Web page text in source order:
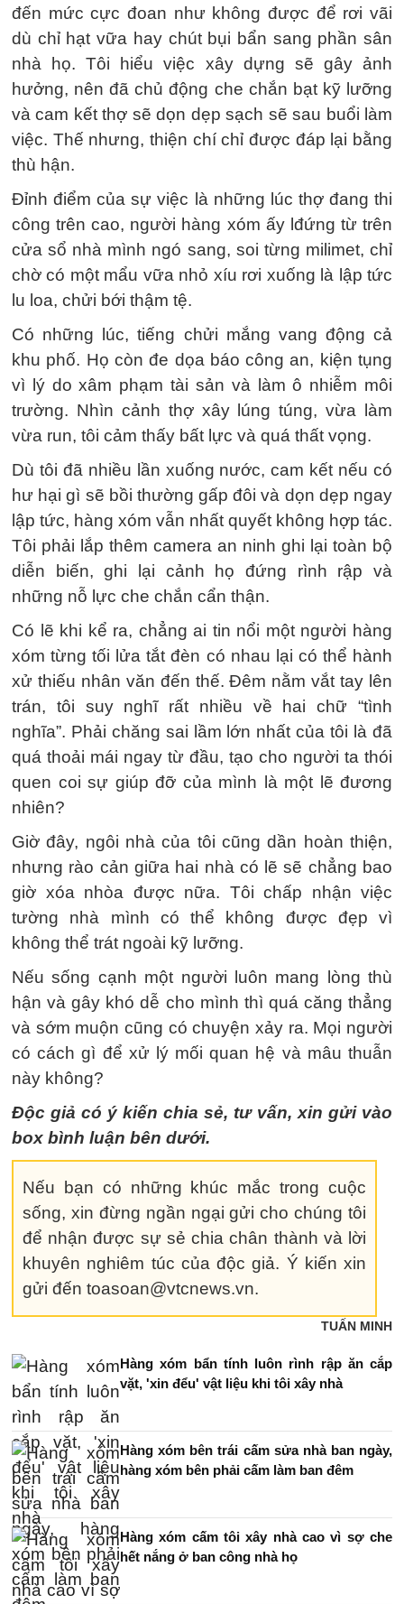
đến mức cực đoan như không được để rơi vãi
dù chỉ hạt vữa hay chút bụi bẩn sang phần sân
nhà họ. Tôi hiểu việc xây dựng sẽ gây ảnh
hưởng, nên đã chủ động che chắn bạt kỹ lưỡng
và cam kết thợ sẽ dọn dẹp sạch sẽ sau buổi làm
việc. Thế nhưng, thiện chí chỉ được đáp lại bằng
thù hận.
Đỉnh điểm của sự việc là những lúc thợ đang thi
công trên cao, người hàng xóm ấy lđứng từ trên
cửa sổ nhà mình ngó sang, soi từng milimet, chỉ
chờ có một mẩu vữa nhỏ xíu rơi xuống là lập tức
lu loa, chửi bới thậm tệ.
Có những lúc, tiếng chửi mắng vang động cả
khu phố. Họ còn đe dọa báo công an, kiện tụng
vì lý do xâm phạm tài sản và làm ô nhiễm môi
trường. Nhìn cảnh thợ xây lúng túng, vừa làm
vừa run, tôi cảm thấy bất lực và quá thất vọng.
Dù tôi đã nhiều lần xuống nước, cam kết nếu có
hư hại gì sẽ bồi thường gấp đôi và dọn dẹp ngay
lập tức, hàng xóm vẫn nhất quyết không hợp tác.
Tôi phải lắp thêm camera an ninh ghi lại toàn bộ
diễn biến, ghi lại cảnh họ đứng rình rập và
những nỗ lực che chắn cẩn thận.
Có lẽ khi kể ra, chẳng ai tin nổi một người hàng
xóm từng tối lửa tắt đèn có nhau lại có thể hành
xử thiếu nhân văn đến thế. Đêm nằm vắt tay lên
trán, tôi suy nghĩ rất nhiều về hai chữ “tình
nghĩa”. Phải chăng sai lầm lớn nhất của tôi là đã
quá thoải mái ngay từ đầu, tạo cho người ta thói
quen coi sự giúp đỡ của mình là một lẽ đương
nhiên?
Giờ đây, ngôi nhà của tôi cũng dần hoàn thiện,
nhưng rào cản giữa hai nhà có lẽ sẽ chẳng bao
giờ xóa nhòa được nữa. Tôi chấp nhận việc
tường nhà mình có thể không được đẹp vì
không thể trát ngoài kỹ lưỡng.
Nếu sống cạnh một người luôn mang lòng thù
hận và gây khó dễ cho mình thì quá căng thẳng
và sớm muộn cũng có chuyện xảy ra. Mọi người
có cách gì để xử lý mối quan hệ và mâu thuẫn
này không?
Độc giả có ý kiến chia sẻ, tư vấn, xin gửi vào
box bình luận bên dưới.
Nếu bạn có những khúc mắc trong cuộc
sống, xin đừng ngần ngại gửi cho chúng tôi
để nhận được sự sẻ chia chân thành và lời
khuyên nghiêm túc của độc giả. Ý kiến xin
gửi đến toasoan@vtcnews.vn.
TUẤN MINH
Hàng xóm bẩn tính luôn rình rập ăn cắp
vặt, 'xin đểu' vật liệu khi tôi xây nhà
Hàng xóm bên trái cấm sửa nhà ban ngày,
hàng xóm bên phải cấm làm ban đêm
Hàng xóm cấm tôi xây nhà cao vì sợ che
hết nắng ở ban công nhà họ